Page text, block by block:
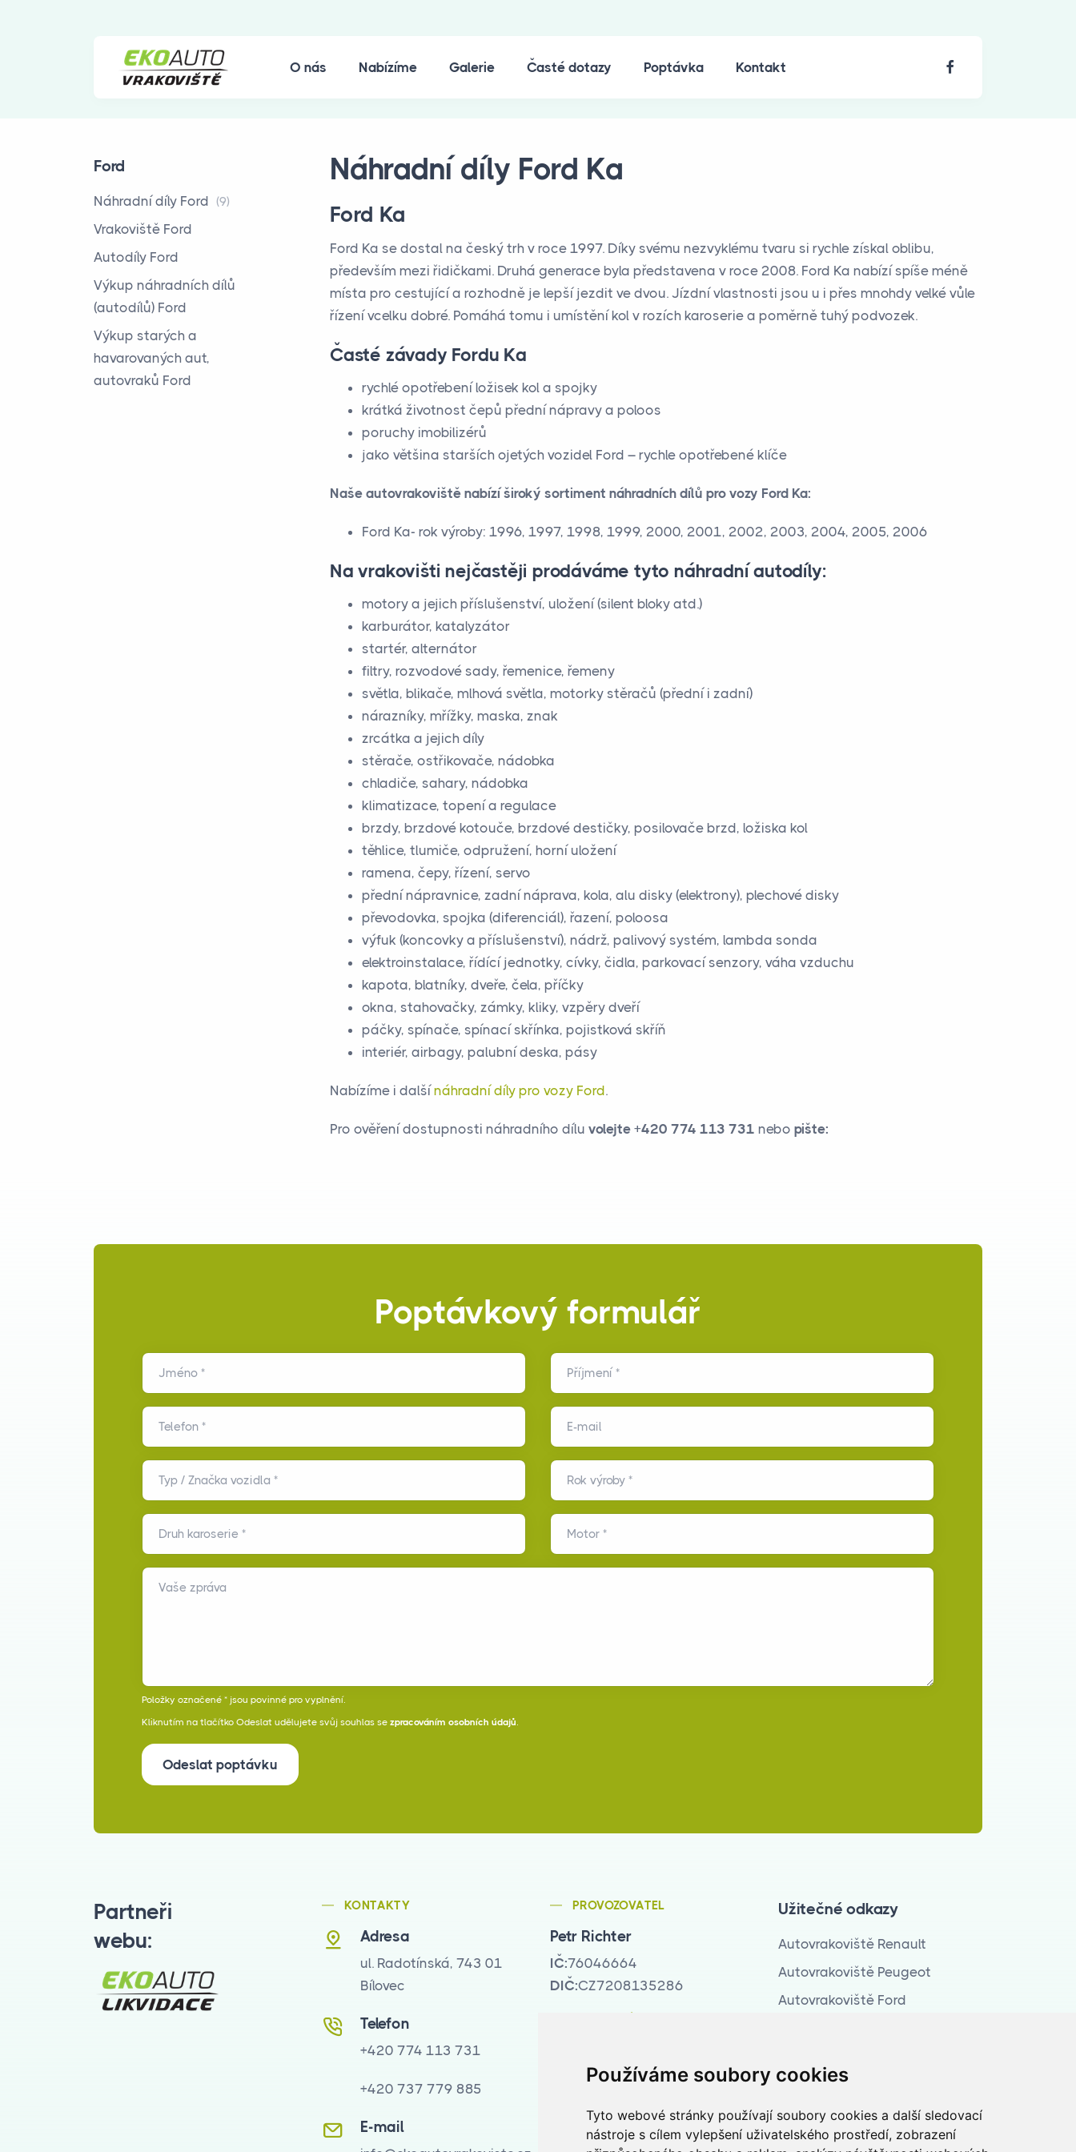
Používáme soubory cookies
Tyto webové stránky používají soubory cookies a další sledovací
nástroje s cílem vylepšení uživatelského prostředí, zobrazení
O nás Nabízíme Galerie Časté dotazy Poptávka Kontakt
Ford
Náhradní díly Ford (9)
Vrakoviště Ford
Autodíly Ford
Výkup náhradních dílů
(autodílů) Ford
Výkup starých a
havarovaných aut,
autovraků Ford
Náhradní díly Ford Ka
Ford Ka
Ford Ka se dostal na český trh v roce 1997. Díky svému nezvyklému tvaru si rychle získal oblibu,
především mezi řidičkami. Druhá generace byla představena v roce 2008. Ford Ka nabízí spíše méně
místa pro cestující a rozhodně je lepší jezdit ve dvou. Jízdní vlastnosti jsou u i přes mnohdy velké vůle
řízení vcelku dobré. Pomáhá tomu i umístění kol v rozích karoserie a poměrně tuhý podvozek.
Časté závady Fordu Ka
rychlé opotřebení ložisek kol a spojky
krátká životnost čepů přední nápravy a poloos
poruchy imobilizérů
jako většina starších ojetých vozidel Ford – rychle opotřebené klíče
Naše autovrakoviště nabízí široký sortiment náhradních dílů pro vozy Ford Ka:
Ford Ka- rok výroby: 1996, 1997, 1998, 1999, 2000, 2001, 2002, 2003, 2004, 2005, 2006
Na vrakovišti nejčastěji prodáváme tyto náhradní autodíly:
motory a jejich příslušenství, uložení (silent bloky atd.)
karburátor, katalyzátor
startér, alternátor
filtry, rozvodové sady, řemenice, řemeny
světla, blikače, mlhová světla, motorky stěračů (přední i zadní)
nárazníky, mřížky, maska, znak
zrcátka a jejich díly
stěrače, ostřikovače, nádobka
chladiče, sahary, nádobka
klimatizace, topení a regulace
brzdy, brzdové kotouče, brzdové destičky, posilovače brzd, ložiska kol
těhlice, tlumiče, odpružení, horní uložení
ramena, čepy, řízení, servo
přední nápravnice, zadní náprava, kola, alu disky (elektrony), plechové disky
převodovka, spojka (diferenciál), řazení, poloosa
výfuk (koncovky a příslušenství), nádrž, palivový systém, lambda sonda
elektroinstalace, řídící jednotky, cívky, čidla, parkovací senzory, váha vzduchu
kapota, blatníky, dveře, čela, příčky
okna, stahovačky, zámky, kliky, vzpěry dveří
páčky, spínače, spínací skřínka, pojistková skříň
interiér, airbagy, palubní deska, pásy
Nabízíme i dalšínáhradní díly pro vozy Ford.
Pro ověření dostupnosti náhradního dílu volejte +420 774 113 731 nebo pište:
Poptávkový formulář
Jméno * Příjmení *
Telefon * E-mail
Typ / Značka vozidla * Rok výroby *
Druh karoserie * Motor *
Vaše zpráva
Položky označené * jsou povinné pro vyplnění.
Kliknutím na tlačítko Odeslat udělujete svůj souhlas se zpracováním osobních údajů.
Odeslat poptávku
Partneři
webu:
KONTAKTY
Adresa
ul. Radotínská, 743 01
Bílovec
Telefon
+420 774 113 731
+420 737 779 885
E-mail
PROVOZOVATEL
Petr Richter
IČ:76046664
DIČ:CZ7208135286
08:00 - 17:00
9:00 - 12:00
Užitečné odkazy
Autovrakoviště Renault
Autovrakoviště Peugeot
Autovrakoviště Ford
Zpracování osobních údajů
Ekologická likvidace vozidel